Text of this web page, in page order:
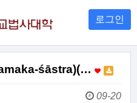
로그인
śāstra)(…
09-20